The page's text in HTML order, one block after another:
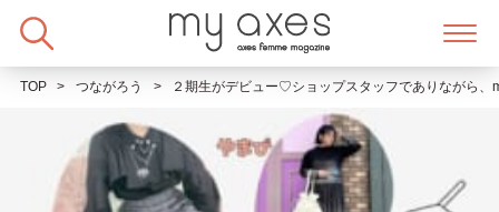
TOP つながろう ２期生がデビュー♡ショップスタッフでありながら